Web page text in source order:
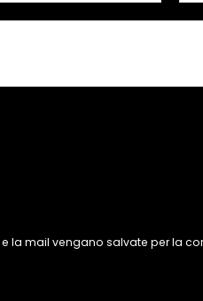
mail vengano salvate per la